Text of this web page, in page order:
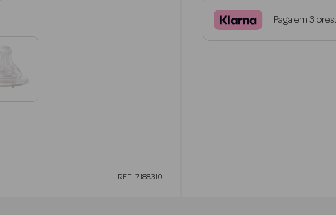
REF: 7188310
Paga em 3